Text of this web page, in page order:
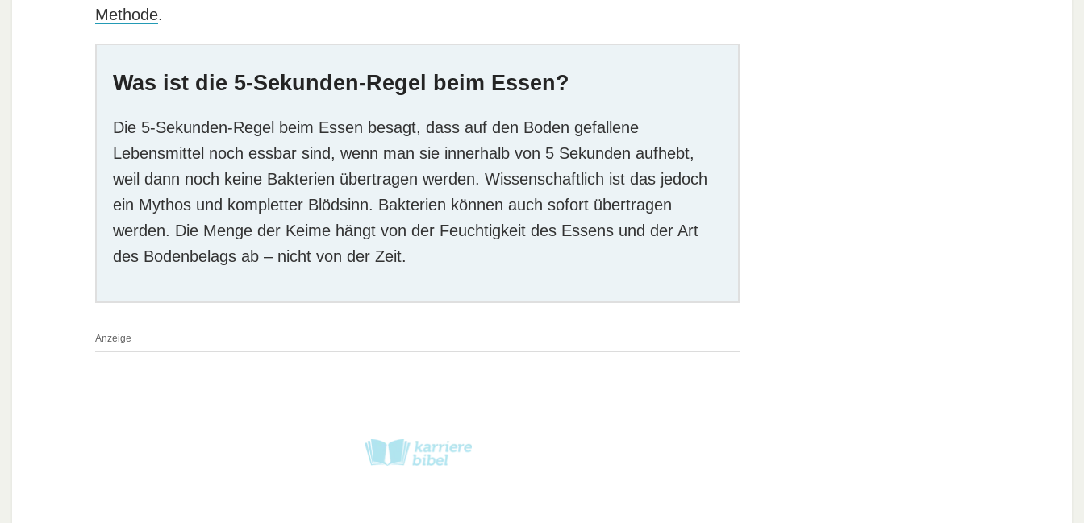
Methode.
Was ist die 5-Sekunden-Regel beim Essen?
Die 5-Sekunden-Regel beim Essen besagt, dass auf den Boden gefallene
Lebensmittel noch essbar sind, wenn man sie innerhalb von 5 Sekunden aufhebt,
weil dann noch keine Bakterien übertragen werden. Wissenschaftlich ist das jedoch
ein Mythos und kompletter Blödsinn. Bakterien können auch sofort übertragen
werden. Die Menge der Keime hängt von der Feuchtigkeit des Essens und der Art
des Bodenbelags ab – nicht von der Zeit.
Anzeige